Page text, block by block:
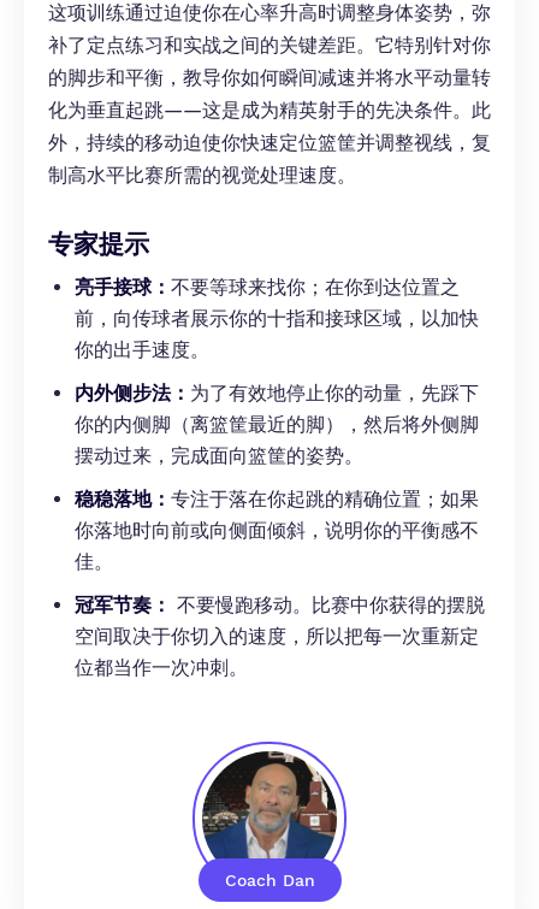
Coach Dan
这项训练通过迫使你在心率升高时调整身体姿势，弥
补了定点练习和实战之间的关键差距。它特别针对你
的脚步和平衡，教导你如何瞬间减速并将水平动量转
化为垂直起跳——这是成为精英射手的先决条件。此
外，持续的移动迫使你快速定位篮筐并调整视线，复
制高水平比赛所需的视觉处理速度。
专家提示
亮手接球： 不要等球来找你；在你到达位置之
前，向传球者展示你的十指和接球区域，以加快
你的出手速度。
内外侧步法： 为了有效地停止你的动量，先踩下
你的内侧脚（离篮筐最近的脚），然后将外侧脚
摆动过来，完成面向篮筐的姿势。
稳稳落地： 专注于落在你起跳的精确位置；如果
你落地时向前或向侧面倾斜，说明你的平衡感不
佳。
冠军节奏： 不要慢跑移动。比赛中你获得的摆脱
空间取决于你切入的速度，所以把每一次重新定
位都当作一次冲刺。